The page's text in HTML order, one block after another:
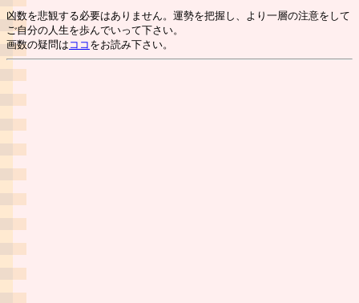
凶数を悲観する必要はありません。運勢を把握し、より一層の注意をして
ご自分の人生を歩んでいって下さい。
画数の疑問は ココ をお読み下さい。